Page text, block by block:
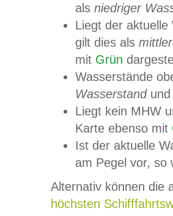
als niedriger
Liegt der
gilt dies als
mit Grün
Wasserstände
Wasserstandund
Liegt kein MHW
Karte ebenso mit
Ist der aktuelle
am Pegel vor,
Alternativ können die
höchsten